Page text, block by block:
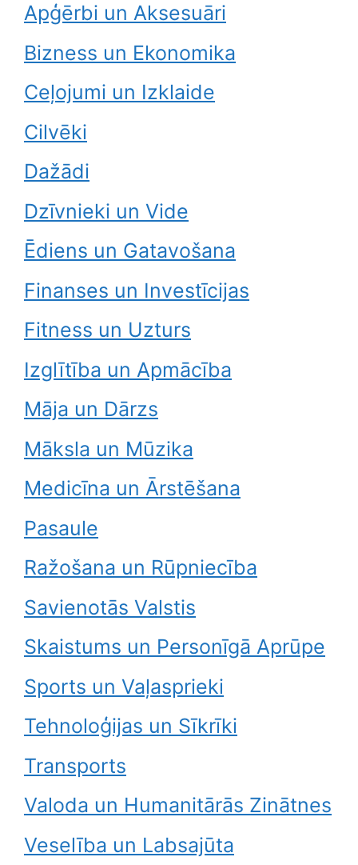
Apģērbi un Aksesuāri
Bizness un Ekonomika
Ceļojumi un Izklaide
Cilvēki
Dažādi
Dzīvnieki un Vide
Ēdiens un Gatavošana
Finanses un Investīcijas
Fitness un Uzturs
Izglītība un Apmācība
Māja un Dārzs
Māksla un Mūzika
Medicīna un Ārstēšana
Pasaule
Ražošana un Rūpniecība
Savienotās Valstis
Skaistums un Personīgā Aprūpe
Sports un Vaļasprieki
Tehnoloģijas un Sīkrīki
Transports
Valoda un Humanitārās Zinātnes
Veselība un Labsajūta